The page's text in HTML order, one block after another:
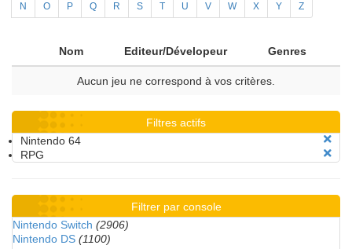
N O P Q R S T U V W X Y Z
Nom Editeur/Dévelopeur Genres
Aucun jeu ne correspond à vos critères.
Filtres actifs
Nintendo 64
RPG
Filtrer par console
Nintendo Switch (2906)
Nintendo DS (1100)